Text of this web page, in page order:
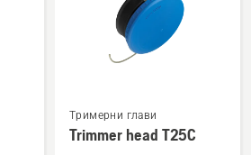
Вижте
повече
Тримерни глави
Trimmer head T25C